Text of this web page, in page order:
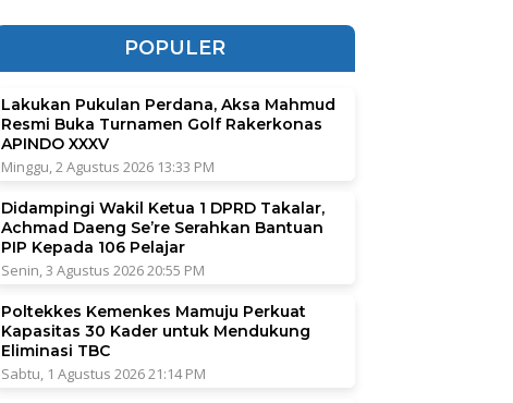
POPULER
Lakukan Pukulan Perdana, Aksa Mahmud
Resmi Buka Turnamen Golf Rakerkonas
APINDO XXXV
Minggu, 2 Agustus 2026 13:33 PM
Didampingi Wakil Ketua 1 DPRD Takalar,
Achmad Daeng Se’re Serahkan Bantuan
PIP Kepada 106 Pelajar
Senin, 3 Agustus 2026 20:55 PM
Poltekkes Kemenkes Mamuju Perkuat
Kapasitas 30 Kader untuk Mendukung
Eliminasi TBC
Sabtu, 1 Agustus 2026 21:14 PM